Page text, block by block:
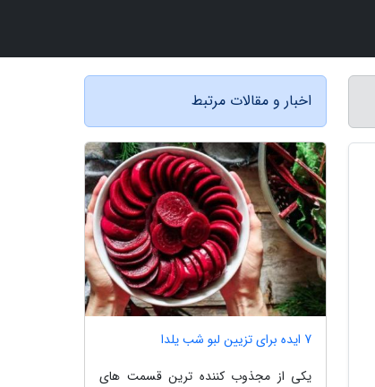
اخبار و مقالات مرتبط
7 ایده برای تزیین لبو شب یلدا
یکی از مجذوب کننده ترین قسمت های